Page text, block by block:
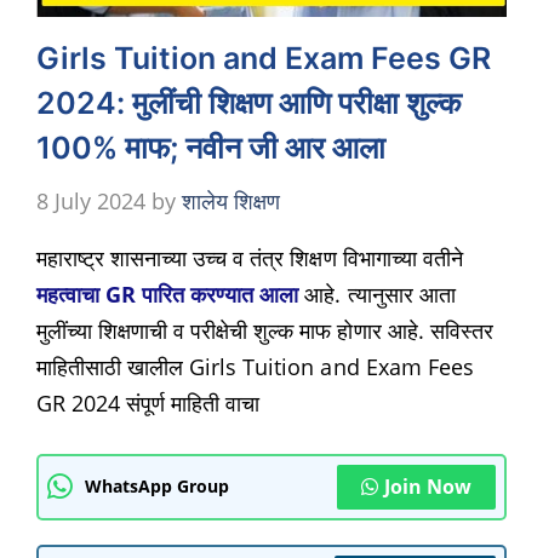
Girls Tuition and Exam Fees GR
2024: मुलींची शिक्षण आणि परीक्षा शुल्क
100% माफ; नवीन जी आर आला
8 July 2024 byशालेय शिक्षण
महाराष्ट्र शासनाच्या उच्च व तंत्र शिक्षण विभागाच्या वतीने
महत्वाचा GR पारित करण्यात आला आहे. त्यानुसार आता
मुलींच्या शिक्षणाची व परीक्षेची शुल्क माफ होणार आहे. सविस्तर
माहितीसाठी खालील Girls Tuition and Exam Fees
GR 2024 संपूर्ण माहिती वाचा
WhatsApp Group Join Now